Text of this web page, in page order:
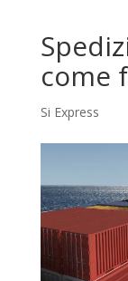
come
Si Express